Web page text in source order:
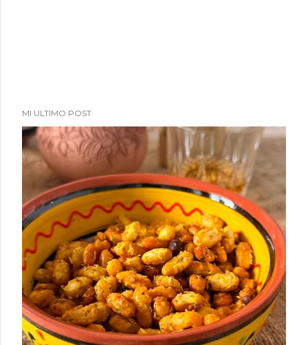
MI ULTIMO POST